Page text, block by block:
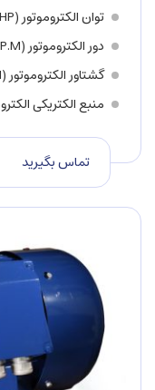
توان الکتروموتور (HP)
دور الکتروموتور (R.P.M)
گشتاور الکتروموتور (N.M)
منبع الکتریکی
تماس بگیرید